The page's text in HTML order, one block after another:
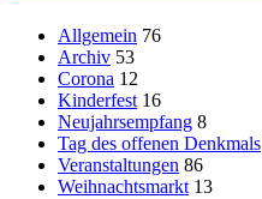
Allgemein 76
Archiv 53
Corona 12
Kinderfest 16
Neujahrsempfang 8
Tag des offenen Denkmals
Veranstaltungen 86
Weihnachtsmarkt 13